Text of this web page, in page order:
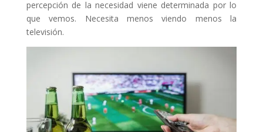
percepción de la necesidad viene determinada por lo
que vemos. Necesita menos viendo menos la
televisión.